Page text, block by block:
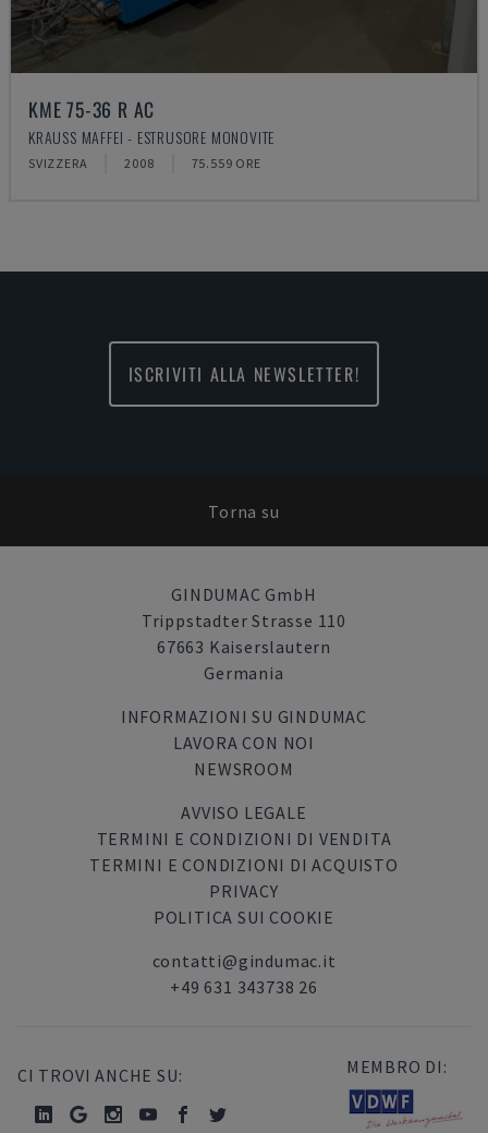
KME 75-36 R AC
KRAUSS MAFFEI - ESTRUSORE MONOVITE
SVIZZERA 2008 75.559 ORE
ISCRIVITI ALLA NEWSLETTER!
Torna su
GINDUMAC GmbH
Trippstadter Strasse 110
67663 Kaiserslautern
Germania
INFORMAZIONI SU GINDUMAC
LAVORA CON NOI
NEWSROOM
AVVISO LEGALE
TERMINI E CONDIZIONI DI VENDITA
TERMINI E CONDIZIONI DI ACQUISTO
PRIVACY
POLITICA SUI COOKIE
contatti@gindumac.it
+49 631 343738 26
CI TROVI ANCHE SU: MEMBRO DI: